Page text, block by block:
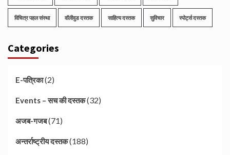
विचित्र पहल संस्था वॉलीवुड दस्तक साहित्य दस्तक सुविचार स्पोर्ट्स दस्तक
Categories
E-पत्रिका(2)
Events – सच की दस्तक(32)
अजब-गजब(71)
अन्तर्राष्ट्रीय दस्तक(188)